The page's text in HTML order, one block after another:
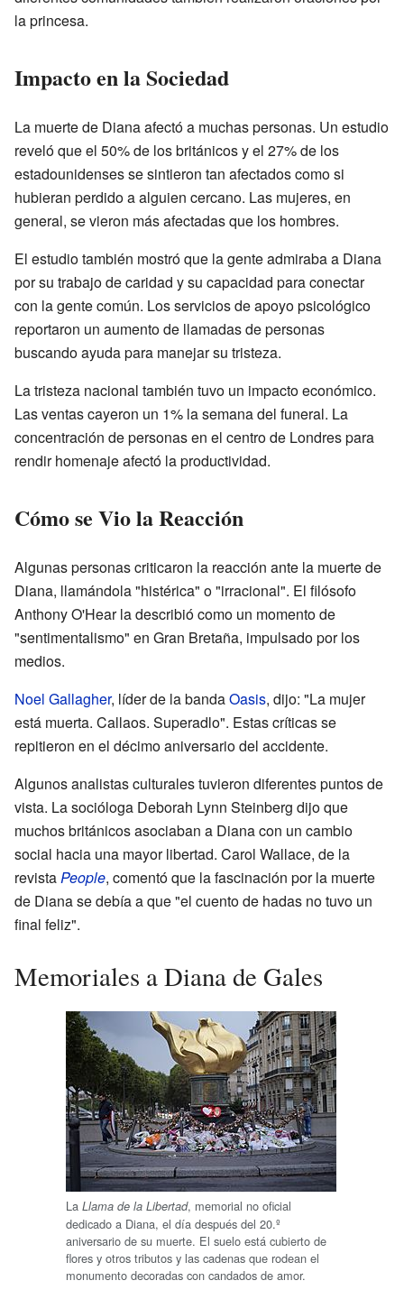
la princesa.
Impacto en la Sociedad
La muerte de Diana afectó a muchas personas. Un estudio
reveló que el 50% de los británicos y el 27% de los
estadounidenses se sintieron tan afectados como si
hubieran perdido a alguien cercano. Las mujeres, en
general, se vieron más afectadas que los hombres.
El estudio también mostró que la gente admiraba a Diana
por su trabajo de caridad y su capacidad para conectar
con la gente común. Los servicios de apoyo psicológico
reportaron un aumento de llamadas de personas
buscando ayuda para manejar su tristeza.
La tristeza nacional también tuvo un impacto económico.
Las ventas cayeron un 1% la semana del funeral. La
concentración de personas en el centro de Londres para
rendir homenaje afectó la productividad.
Cómo se Vio la Reacción
Algunas personas criticaron la reacción ante la muerte de
Diana, llamándola "histérica" o "irracional". El filósofo
Anthony O'Hear la describió como un momento de
"sentimentalismo" en Gran Bretaña, impulsado por los
medios.
Noel Gallagher, líder de la bandaOasis, dijo: "La mujer
está muerta. Callaos. Superadlo". Estas críticas se
repitieron en el décimo aniversario del accidente.
Algunos analistas culturales tuvieron diferentes puntos de
vista. La socióloga Deborah Lynn Steinberg dijo que
muchos británicos asociaban a Diana con un cambio
social hacia una mayor libertad. Carol Wallace, de la
revistaPeople, comentó que la fascinación por la muerte
de Diana se debía a que "el cuento de hadas no tuvo un
final feliz".
Memoriales a Diana de Gales
La Llama de la Libertad, memorial no oficial
dedicado a Diana, el día después del 20.º
aniversario de su muerte. El suelo está cubierto de
flores y otros tributos y las cadenas que rodean el
monumento decoradas con candados de amor.